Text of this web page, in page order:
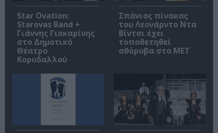
Star Ovation:
Starovas Band +
Γιάννης Γιοκαρίνης
στο Δημοτικό
Θέατρο
Κορυδαλλού
Σπάνιος πίνακας
του Λεονάρντο Ντα
Βίντσι έχει
τοποθετηθεί
αθόρυβα στο MET